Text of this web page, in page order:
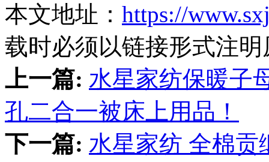
本文地址： https://
载时必须以链接形式注
上一篇: 水星家纺保暖子
孔二合一被床上用品！
下一篇: 水星家纺 全棉贡